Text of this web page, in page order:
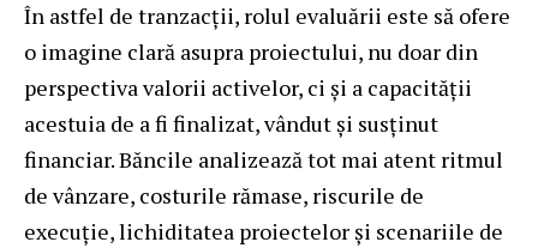
În astfel de tranzacții, rolul evaluării este să ofere
o imagine clară asupra proiectului, nu doar din
perspectiva valorii activelor, ci și a capacității
acestuia de a fi finalizat, vândut și susținut
financiar. Băncile analizează tot mai atent ritmul
de vânzare, costurile rămase, riscurile de
execuție, lichiditatea proiectelor și scenariile de